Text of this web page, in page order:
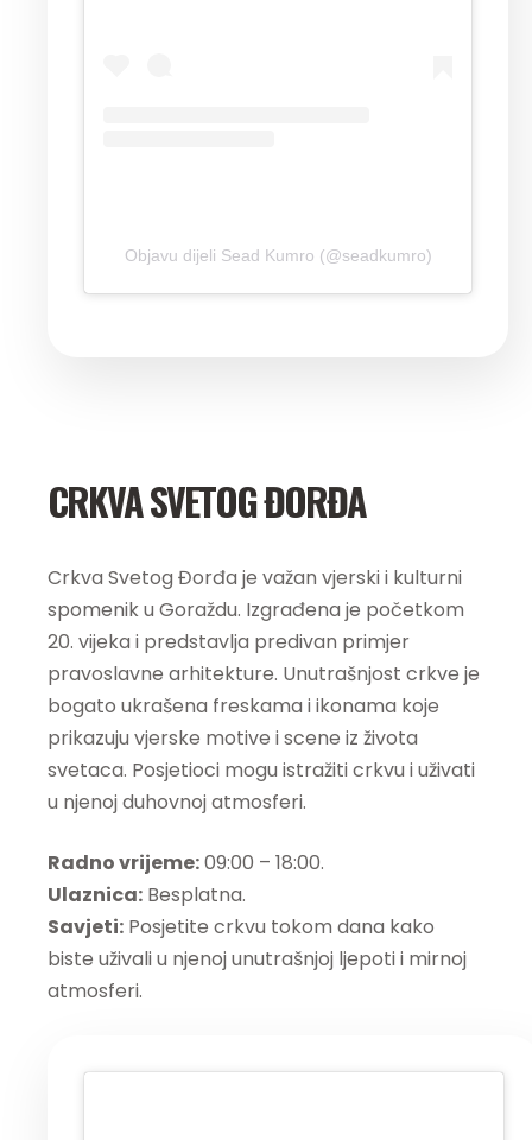
Objavu dijeli Sead Kumro (@seadkumro)
CRKVA SVETOG ĐORĐA
Crkva Svetog Đorđa je važan vjerski i kulturni
spomenik u Goraždu. Izgrađena je početkom
20. vijeka i predstavlja predivan primjer
pravoslavne arhitekture. Unutrašnjost crkve je
bogato ukrašena freskama i ikonama koje
prikazuju vjerske motive i scene iz života
svetaca. Posjetioci mogu istražiti crkvu i uživati
u njenoj duhovnoj atmosferi.
Radno vrijeme:09:00 – 18:00.
Ulaznica: Besplatna.
Savjeti: Posjetite crkvu tokom dana kako
biste uživali u njenoj unutrašnjoj ljepoti i mirnoj
atmosferi.